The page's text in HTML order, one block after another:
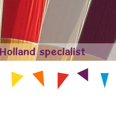
specialist